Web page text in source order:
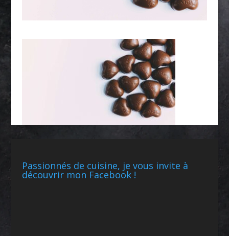
Passionnés de cuisine, je vous invite à
découvrir mon Facebook !